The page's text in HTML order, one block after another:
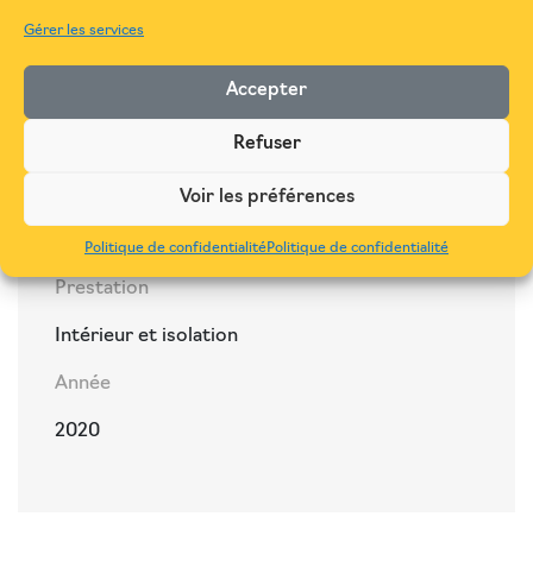
Gérer les services
Accepter
Refuser
Voir les préférences
Politique de confidentialitéPolitique de confidentialité
Bâtiment collectivité
Enfance - Petite enfance
Prestation
Intérieur et isolation
Année
2020